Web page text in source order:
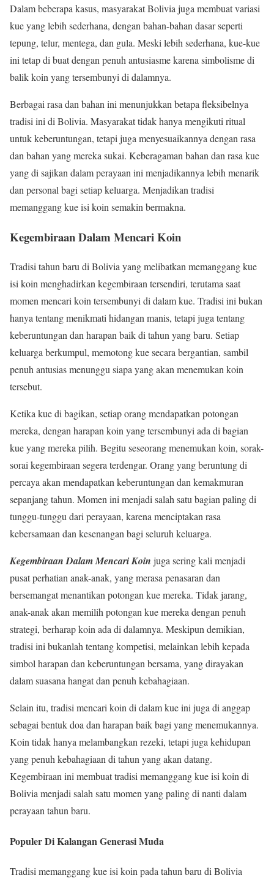
Dalam beberapa kasus, masyarakat Bolivia juga membuat variasi
kue yang lebih sederhana, dengan bahan-bahan dasar seperti
tepung, telur, mentega, dan gula. Meski lebih sederhana, kue-kue
ini tetap di buat dengan penuh antusiasme karena simbolisme di
balik koin yang tersembunyi di dalamnya.
Berbagai rasa dan bahan ini menunjukkan betapa fleksibelnya
tradisi ini di Bolivia. Masyarakat tidak hanya mengikuti ritual
untuk keberuntungan, tetapi juga menyesuaikannya dengan rasa
dan bahan yang mereka sukai. Keberagaman bahan dan rasa kue
yang di sajikan dalam perayaan ini menjadikannya lebih menarik
dan personal bagi setiap keluarga. Menjadikan tradisi
memanggang kue isi koin semakin bermakna.
Kegembiraan Dalam Mencari Koin
Tradisi tahun baru di Bolivia yang melibatkan memanggang kue
isi koin menghadirkan kegembiraan tersendiri, terutama saat
momen mencari koin tersembunyi di dalam kue. Tradisi ini bukan
hanya tentang menikmati hidangan manis, tetapi juga tentang
keberuntungan dan harapan baik di tahun yang baru. Setiap
keluarga berkumpul, memotong kue secara bergantian, sambil
penuh antusias menunggu siapa yang akan menemukan koin
tersebut.
Ketika kue di bagikan, setiap orang mendapatkan potongan
mereka, dengan harapan koin yang tersembunyi ada di bagian
kue yang mereka pilih. Begitu seseorang menemukan koin, sorak-
sorai kegembiraan segera terdengar. Orang yang beruntung di
percaya akan mendapatkan keberuntungan dan kemakmuran
sepanjang tahun. Momen ini menjadi salah satu bagian paling di
tunggu-tunggu dari perayaan, karena menciptakan rasa
kebersamaan dan kesenangan bagi seluruh keluarga.
Kegembiraan Dalam Mencari Koin juga sering kali menjadi
pusat perhatian anak-anak, yang merasa penasaran dan
bersemangat menantikan potongan kue mereka. Tidak jarang,
anak-anak akan memilih potongan kue mereka dengan penuh
strategi, berharap koin ada di dalamnya. Meskipun demikian,
tradisi ini bukanlah tentang kompetisi, melainkan lebih kepada
simbol harapan dan keberuntungan bersama, yang dirayakan
dalam suasana hangat dan penuh kebahagiaan.
Selain itu, tradisi mencari koin di dalam kue ini juga di anggap
sebagai bentuk doa dan harapan baik bagi yang menemukannya.
Koin tidak hanya melambangkan rezeki, tetapi juga kehidupan
yang penuh kebahagiaan di tahun yang akan datang.
Kegembiraan ini membuat tradisi memanggang kue isi koin di
Bolivia menjadi salah satu momen yang paling di nanti dalam
perayaan tahun baru.
Populer Di Kalangan Generasi Muda
Tradisi memanggang kue isi koin pada tahun baru di Bolivia